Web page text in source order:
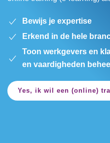
Bewijs je expertise
Erkend in de hele
Toon werkgevers en
en vaardigheden
Yes, ik wil een (online)